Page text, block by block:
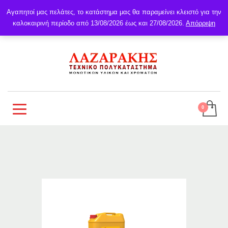
Αγαπητοί μας πελάτες, το κατάστημα μας θα παραμείνει κλειστό για την
καλοκαιρινή περίοδο από 13/08/2026 έως και 27/08/2026. Απόρριψη